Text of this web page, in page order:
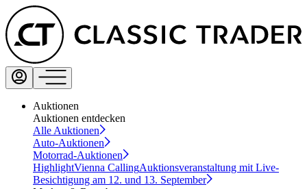
Auktionen
Auktionen entdecken
Alle Auktionen
Auto-Auktionen
Motorrad-Auktionen
HighlightVienna CallingAuktionsveranstaltung mit Live-
Besichtigung am 12. und 13. September